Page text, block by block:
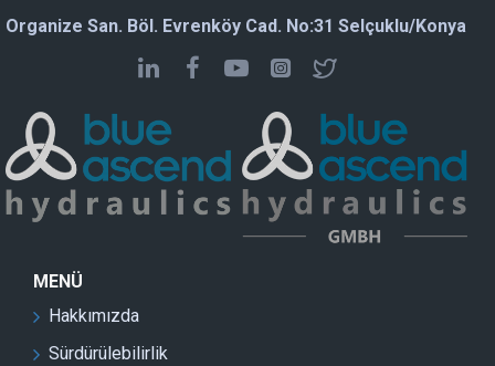
Organize San. Böl. Evrenköy Cad. No:31 Selçuklu/Konya
MENÜ
Hakkımızda
Sürdürülebilirlik